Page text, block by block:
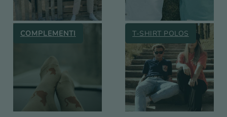
COMPLEMENTI T-SHIRT POLOS